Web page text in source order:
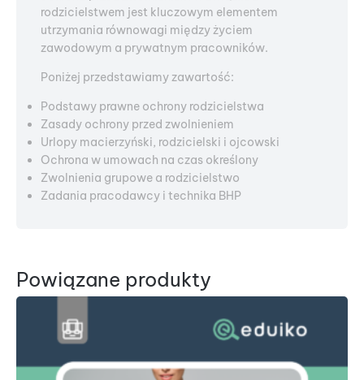
rodzicielstwem jest kluczowym elementem
utrzymania równowagi między życiem
zawodowym a prywatnym pracowników.
Poniżej przedstawiamy zawartość:
Podstawy prawne ochrony rodzicielstwa
Zasady ochrony przed zwolnieniem
Urlopy macierzyński, rodzicielski i ojcowski
Ochrona w umowach na czas określony
Zwolnienia grupowe a rodzicielstwo
Zadania pracodawcy i technika BHP
Powiązane produkty